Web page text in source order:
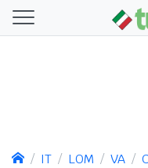
IT LOM VA